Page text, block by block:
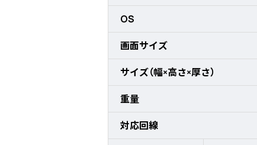
OS
画面サイズ
サイズ（幅×高さ×厚さ）
重量
対応回線